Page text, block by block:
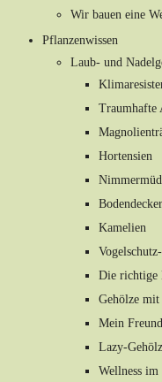
Wir bauen eine
Pflanzenwissen
Laub- und
Traumhafte
Hortensien
Bodendecker
Kamelien
Die richtige
Gehölze mit
Mein
Lazy-
Wellness im